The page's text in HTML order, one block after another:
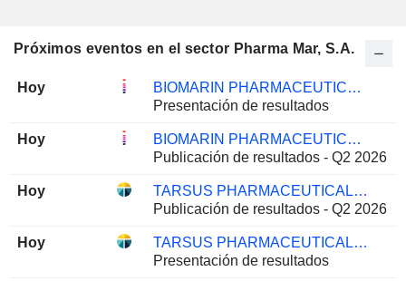
Próximos eventos en el sector Pharma Mar, S.A.
Hoy
BIOMARIN PHARMACEUTICAL INC.
Presentación de resultados
Hoy
BIOMARIN PHARMACEUTICAL INC.
Publicación de resultados - Q2 2026
Hoy
TARSUS PHARMACEUTICALS, INC.
Publicación de resultados - Q2 2026
Hoy
TARSUS PHARMACEUTICALS, INC.
Presentación de resultados